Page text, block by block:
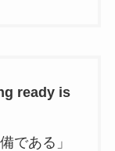
ready is
である」